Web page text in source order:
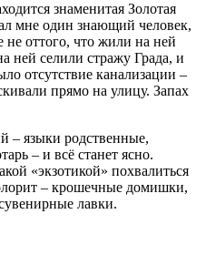
знаменитая Золотая
мне один знающий человек,
не оттого, что жили на ней
ней селили стражу Града, и
отсутствие канализации –
прямо на улицу. Запах
– языки родственные,
– и всё станет ясно.
«экзотикой» похвалиться
– крошечные домишки,
лавки.